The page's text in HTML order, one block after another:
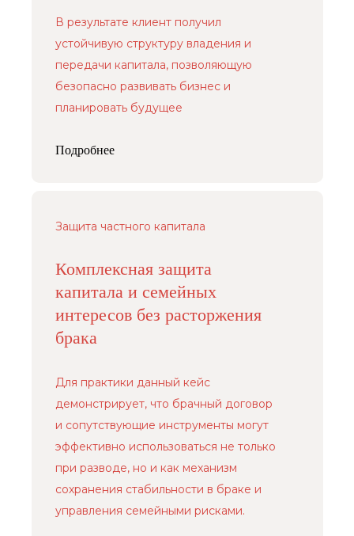
В результате клиент получил
устойчивую структуру владения и
передачи капитала, позволяющую
безопасно развивать бизнес и
планировать будущее
Подробнее
Защита частного капитала
Комплексная защита
капитала и семейных
интересов без расторжения
брака
Для практики данный кейс
демонстрирует, что брачный договор
и сопутствующие инструменты могут
эффективно использоваться не только
при разводе, но и как механизм
сохранения стабильности в браке и
управления семейными рисками.
Наследование и передача капитала
конфликтов владельцев бизнеса
+7 (926) 221-36-77
+7 (499) 394-39-77